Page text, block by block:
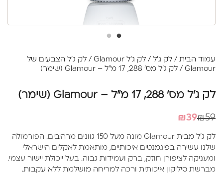
עמוד הבית / לק ג'ל / לק ג'ל Glamour / לק ג'ל הצבעים של
Glamour / לק ג'ל מס' 288, 17 מ"ל – Glamour (שימר)
לק ג'ל מס' 288, 17 מ"ל – Glamour (שימר)
₪59
המחיר
היה:
₪59.
₪39
המחיר
הוא:
₪39.
לק ג'ל מבית Glamour מונה מעל 150 גוונים מרהיבים. הפורמולה
שלנו עשירה בפיגמנטים איכותיים, מותאמת לאקלים הישראלי
ומעניקה לציפורן חוזק, ברק ועמידות גבוה. בעל ייכולת יישור עצמי.
מברשת סיליקון איכותית ורכה למריחה מושלמת ללא עקבות.